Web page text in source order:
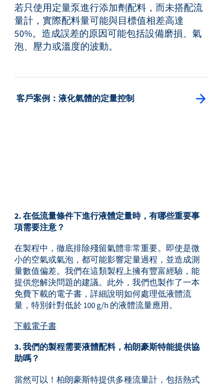
若只使用定量泵進行添加劑配料，而未搭配流
量計，實際配料量可能與目標值相差高達
50%。造成誤差的原因可能包括設備磨損、氣
泡、壓力或溫度的波動。
客戶案例：液化氣體的定量控制: Splitview Button
2. 在低流量條件下進行液體定量時，有哪些重要事
項需要注意？
在製程中，徹底排除殘留氣體非常重要。即使是微
小的空氣或氣泡，都可能影響定量過程，並造成測
量數值偏差。我們在這類製程上擁有豐富經驗，能
提供您解決問題的建議。此外，我們也製作了一本
免費下載的電子書，詳細說明如何處理低液體流
量，特別針對低於 100 g/h 的液體流量應用。
下載電子書
3. 我們的製程需要液體配料，柏朗豪斯特能提供協
助嗎？
當然可以！柏朗豪斯特提供多種流量計，包括熱式